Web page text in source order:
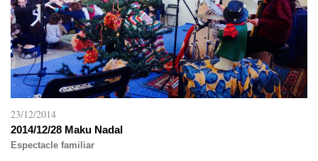
23/12/2014
2014/12/28 Maku Nadal
Espectacle familiar